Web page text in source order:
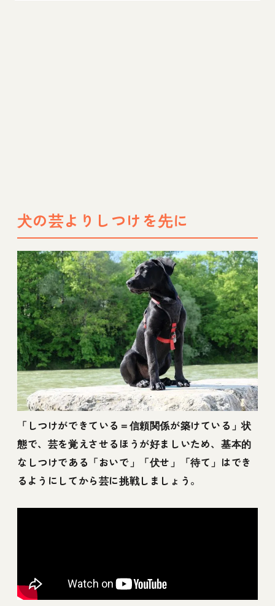
犬の芸よりしつけを先に
「しつけができている＝信頼関係が築けている」状
態で、芸を覚えさせるほうが好ましいため、基本的
なしつけである「おいで」「伏せ」「待て」はでき
るようにしてから芸に挑戦しましょう。